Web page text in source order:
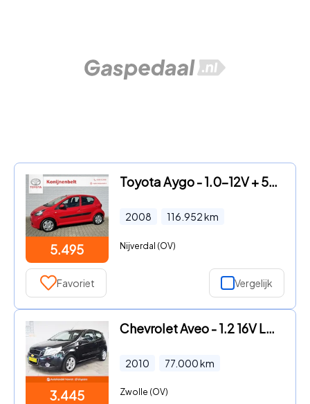
5.495
Toyota Aygo - 1.0-12V + 5-deurs | NL auto | Airco | CPV
2008 116.952km
Nijverdal (OV)
Favoriet Vergelijk
3.445
Chevrolet Aveo - 1.2 16V LS+ (APK:Nieuw) Incl.Garantie
2010 77.000km
Zwolle (OV)